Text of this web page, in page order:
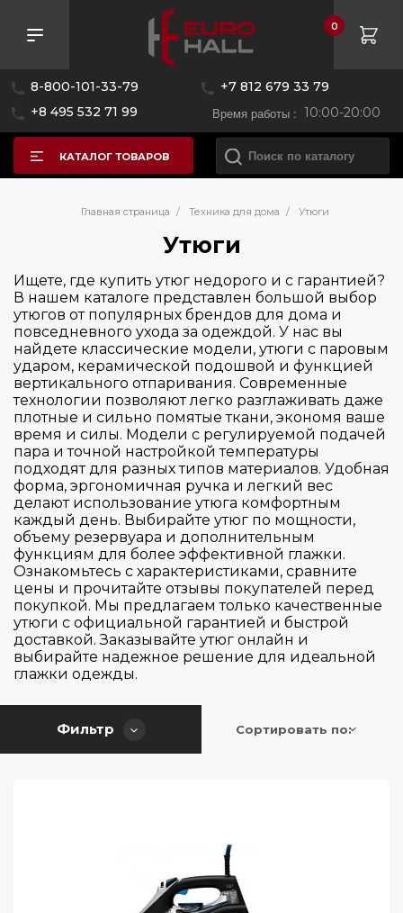
8-800-101-33-79
+7 812 679 33 79
+8 495 532 71 99
Время работы : 10:00-20:00
0
КАТАЛОГ ТОВАРОВ
Главная страница / Техника для дома / Утюги
Утюги
Ищете, где купить утюг недорого и с гарантией?
В нашем каталоге представлен большой выбор
утюгов от популярных брендов для дома и
повседневного ухода за одеждой. У нас вы
найдете классические модели, утюги с паровым
ударом, керамической подошвой и функцией
вертикального отпаривания. Современные
технологии позволяют легко разглаживать даже
плотные и сильно помятые ткани, экономя ваше
время и силы. Модели с регулируемой подачей
пара и точной настройкой температуры
подходят для разных типов материалов. Удобная
форма, эргономичная ручка и легкий вес
делают использование утюга комфортным
каждый день. Выбирайте утюг по мощности,
объему резервуара и дополнительным
функциям для более эффективной глажки.
Ознакомьтесь с характеристиками, сравните
цены и прочитайте отзывы покупателей перед
покупкой. Мы предлагаем только качественные
утюги с официальной гарантией и быстрой
доставкой. Заказывайте утюг онлайн и
выбирайте надежное решение для идеальной
глажки одежды.
Фильтр
Розничная цена
—
Black+Decker
Gorenje
Taurus
Страна производитель
Китай
Цвет
Управление
Сенсорное
Материал исполнения
Пластик
Высота (см)
14
16
30.5
Ширина (см)
17
24
32
Глубина (см)
13
14
34
Применить Сбросить
Сортировать по: